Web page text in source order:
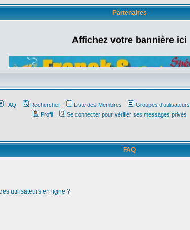
Partenaires
Affichez votre bannière ici
FAQ Rechercher Liste des Membres Groupes d'utilisateurs
Profil
Se connecter pour vérifier ses messages privés
FAQ
utilisateurs en ligne ?